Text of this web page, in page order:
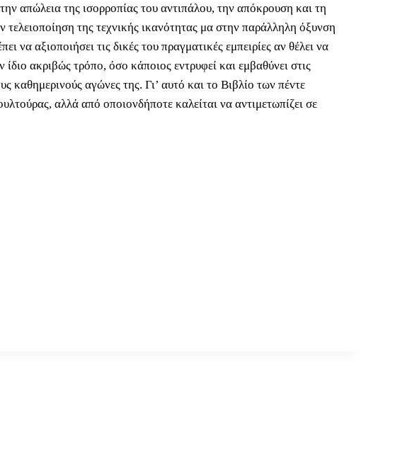
απώλεια της ισορροπίας του αντιπάλου, την απόκρουση και τη
της τεχνικής ικανότητας μα στην παράλληλη όξυνση
αξιοποιήσει τις δικές του πραγματικές εμπειρίες αν θέλει να
ακριβώς τρόπο, όσο κάποιος εντρυφεί και εμβαθύνει στις
καθημερινούς αγώνες της. Γι’ αυτό και το Βιβλίο των πέντε
αλλά από οποιονδήποτε καλείται να αντιμετωπίζει σε